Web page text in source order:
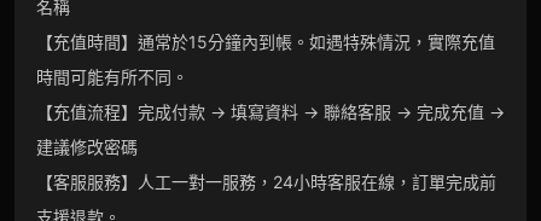
名稱
【充值時間】通常於15分鐘內到帳。如遇特殊情況，實際充值
時間可能有所不同。
【充值流程】完成付款 → 填寫資料 → 聯絡客服 → 完成充值 →
建議修改密碼
【客服服務】人工一對一服務，24小時客服在線，訂單完成前
支援退款。